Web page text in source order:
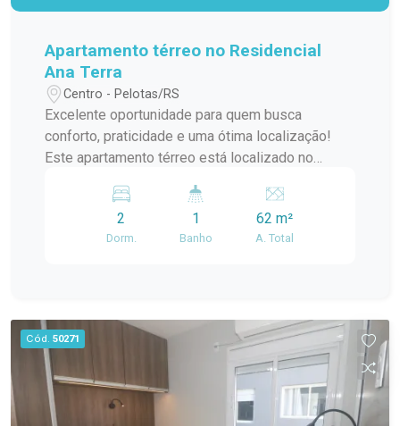
Apartamento térreo no Residencial
Ana Terra
Centro - Pelotas/RS
Excelente oportunidade para quem busca
conforto, praticidade e uma ótima localização!
Este apartamento térreo está localizado no
Peruzzo, proporcionando fácil acesso a serviços,
comércio e transporte. O condomínio oferece
uma infraestrutura completa para toda a família,
Ideal para morar ou investir. Entre em contato e
agende uma visita para conhecer este imóvel!
2
Dorm.
1
Banho
62 m²
A. Total
Cód. 50271